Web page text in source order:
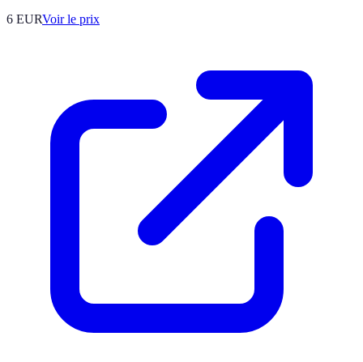
6 EURVoir le prix